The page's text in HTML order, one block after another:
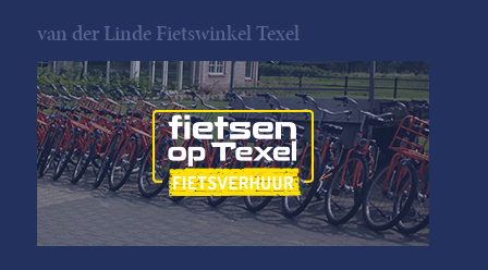
van der Linde Fietswinkel Texel